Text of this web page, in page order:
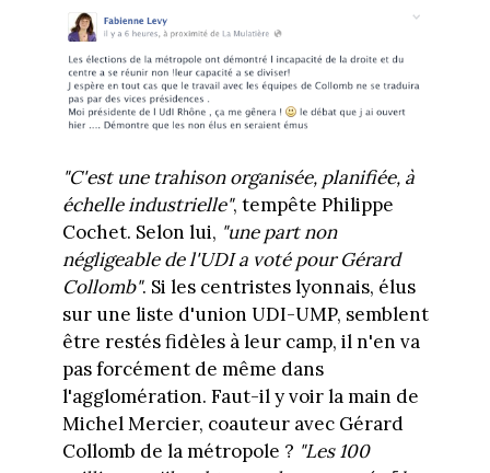
"C'est une trahison organisée, planifiée, à
échelle industrielle", tempête Philippe
Cochet. Selon lui, "une part non
négligeable de l'UDI a voté pour Gérard
Collomb". Si les centristes lyonnais, élus
sur une liste d'union UDI-UMP, semblent
être restés fidèles à leur camp, il n'en va
pas forcément de même dans
l'agglomération. Faut-il y voir la main de
Michel Mercier, coauteur avec Gérard
Collomb de la métropole ? "Les 100